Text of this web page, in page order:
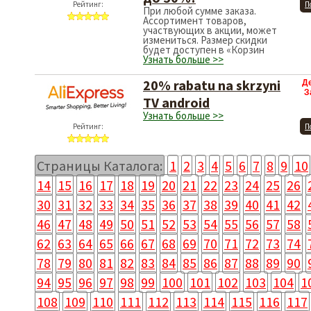
Рейтинг: При любой сумме заказа.
Ассортимент товаров,
участвующих в акции, может
измениться. Размер скидки
будет доступен в «Корзин
Узнать больше >>
Рейтинг:
20% rabatu na skrzyni
TV android
Узнать больше >>
Страницы Каталога: 1 2 3 4 5 6 7 8 9 10
14 15 16 17 18 19 20 21 22 23 24 25 26
30 31 32 33 34 35 36 37 38 39 40 41 42
46 47 48 49 50 51 52 53 54 55 56 57 58
62 63 64 65 66 67 68 69 70 71 72 73 74
78 79 80 81 82 83 84 85 86 87 88 89 90
94 95 96 97 98 99 100 101 102 103 104
108 109 110 111 112 113 114 115 116 117